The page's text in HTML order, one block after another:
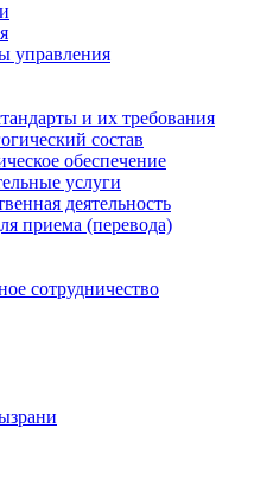
управления
и их требования
состав
обеспечение
услуги
деятельность
приема (перевода)
сотрудничество